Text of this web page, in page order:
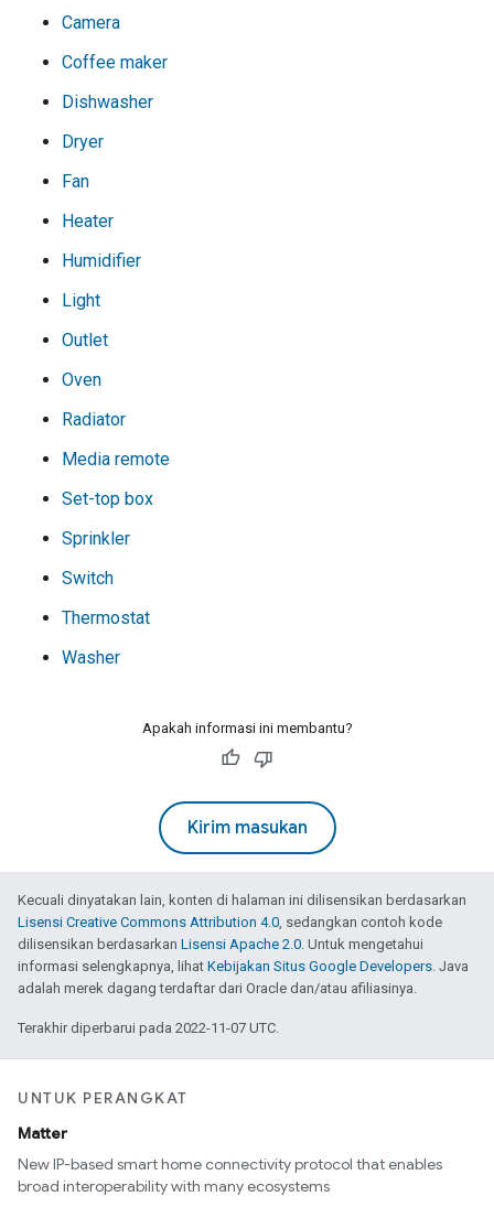
Camera
Coffee maker
Dishwasher
Dryer
Fan
Heater
Humidifier
Light
Outlet
Oven
Radiator
Media remote
Set-top box
Sprinkler
Switch
Thermostat
Washer
Apakah informasi ini membantu?
Kirim masukan
Kecuali dinyatakan lain, konten di halaman ini dilisensikan berdasarkan
Lisensi Creative Commons Attribution 4.0, sedangkan contoh kode
dilisensikan berdasarkan Lisensi Apache 2.0. Untuk mengetahui
informasi selengkapnya, lihat Kebijakan Situs Google Developers. Java
adalah merek dagang terdaftar dari Oracle dan/atau afiliasinya.
Terakhir diperbarui pada 2022-11-07 UTC.
UNTUK PERANGKAT
Matter
New IP-based smart home connectivity protocol that enables
broad interoperability with many ecosystems